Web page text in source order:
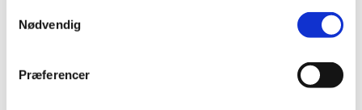
Nødvendig
Præferencer
Henrik tager kontakt
skiftning af